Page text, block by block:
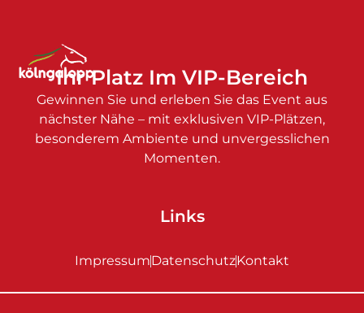
Ihr Platz Im VIP-Bereich
Gewinnen Sie und erleben Sie das Event aus
nächster Nähe – mit exklusiven VIP-Plätzen,
besonderem Ambiente und unvergesslichen
Momenten.
Links
ImpressumDatenschutzKontakt